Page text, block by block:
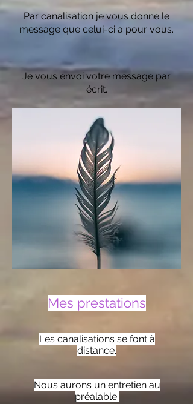
Par canalisation je vous donne le
message que celui-ci a pour vous.
Je vous envoi votre message par
écrit.
Mes prestations
Les canalisations se font à
distance.
Nous aurons un entretien au
préalable.